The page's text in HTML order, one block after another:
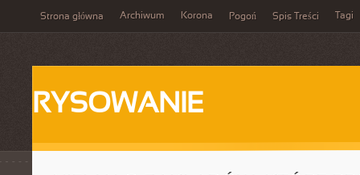
Strona główna Archiwum Korona Pogoń Spis Treści Tagi
RYSOWANIE